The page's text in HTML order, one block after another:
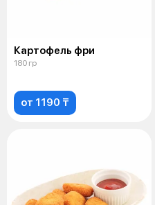
Картофель фри
180 гр
от 1190 ₸